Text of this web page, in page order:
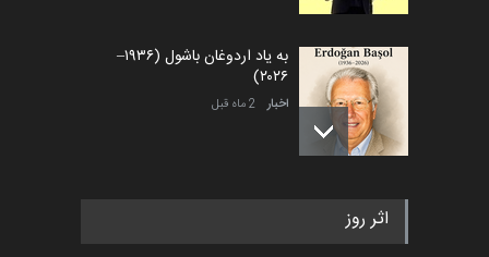
به یاد اردوغان باشول (۱۹۳۶–
۲۰۲۶)
اخبار 2 ماه قبل
رویداد کارگاهی کارتون و پوستر
اخبار 5 ماه قبل
اثر روز